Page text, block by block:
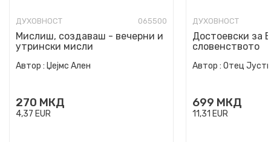
ДУХОВНОСТ 065500
Мислиш, создаваш - вечерни и
утрински мисли
Автор : Џејмс Ален
270 МКД
4,37 EUR
ДУХОВНОСТ
Достоевски за
словенството
Автор : Отец
699 МКД
11,31 EUR